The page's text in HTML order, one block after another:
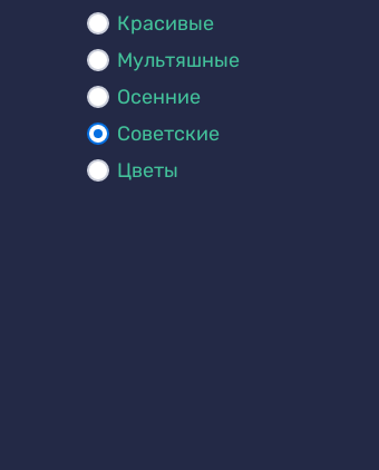
Красивые
Мультяшные
Осенние
Советские
Цветы